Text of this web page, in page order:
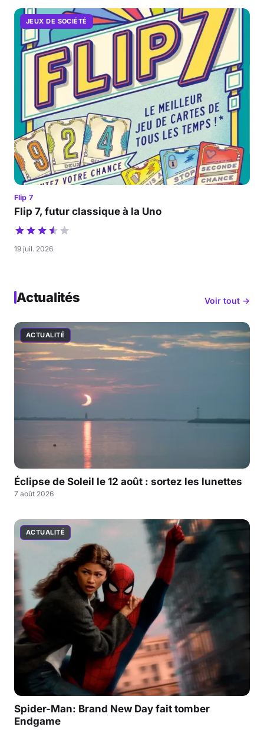
JEUX DE SOCIÉTÉ
Flip 7
Flip 7, futur classique à la Uno
19 juil. 2026
Actualités Voir tout →
ACTUALITÉ
Éclipse de Soleil le 12 août : sortez les lunettes
7 août 2026
ACTUALITÉ
Spider-Man: Brand New Day fait tomber
Endgame